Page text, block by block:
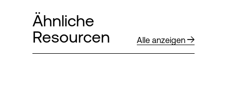
Ähnliche
Resourcen
Alle anzeigen